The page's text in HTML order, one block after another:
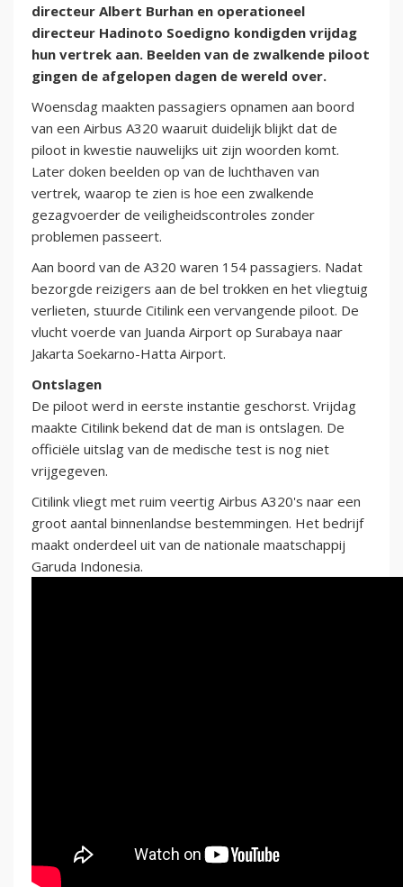
directeur Albert Burhan en operationeel
directeur Hadinoto Soedigno kondigden vrijdag
hun vertrek aan. Beelden van de zwalkende piloot
gingen de afgelopen dagen de wereld over.
Woensdag maakten passagiers opnamen aan boord
van een Airbus A320 waaruit duidelijk blijkt dat de
piloot in kwestie nauwelijks uit zijn woorden komt.
Later doken beelden op van de luchthaven van
vertrek, waarop te zien is hoe een zwalkende
gezagvoerder de veiligheidscontroles zonder
problemen passeert.
Aan boord van de A320 waren 154 passagiers. Nadat
bezorgde reizigers aan de bel trokken en het vliegtuig
verlieten, stuurde Citilink een vervangende piloot. De
vlucht voerde van Juanda Airport op Surabaya naar
Jakarta Soekarno-Hatta Airport.
Ontslagen
De piloot werd in eerste instantie geschorst. Vrijdag
maakte Citilink bekend dat de man is ontslagen. De
officiële uitslag van de medische test is nog niet
vrijgegeven.
Citilink vliegt met ruim veertig Airbus A320's naar een
groot aantal binnenlandse bestemmingen. Het bedrijf
maakt onderdeel uit van de nationale maatschappij
Garuda Indonesia.